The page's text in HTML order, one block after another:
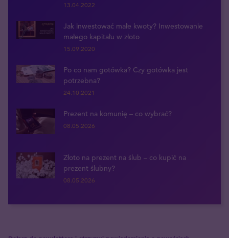
13.04.2022
Jak inwestować małe kwoty? Inwestowanie
małego kapitału w złoto
15.09.2020
Po co nam gotówka? Czy gotówka jest
potrzebna?
24.10.2021
Prezent na komunię – co wybrać?
08.05.2026
Złoto na prezent na ślub – co kupić na
prezent ślubny?
08.05.2026